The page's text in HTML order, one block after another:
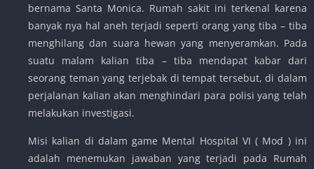
bernama Santa Monica. Rumah sakit ini terkenal karena
banyak nya hal aneh terjadi seperti orang yang tiba – tiba
menghilang dan suara hewan yang menyeramkan. Pada
suatu malam kalian tiba – tiba mendapat kabar dari
seorang teman yang terjebak di tempat tersebut, di dalam
perjalanan kalian akan menghindari para polisi yang telah
melakukan investigasi.
Misi kalian di dalam game Mental Hospital VI ( Mod ) ini
adalah menemukan jawaban yang terjadi pada Rumah